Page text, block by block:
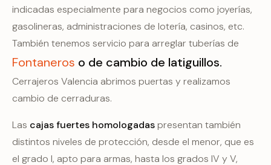
indicadas especialmente para negocios como joyerías,
gasolineras, administraciones de lotería, casinos, etc.
También tenemos servicio para arreglar tuberías de
Fontaneros o de cambio de latiguillos.
Cerrajeros Valencia abrimos puertas y realizamos
cambio de cerraduras.
Las cajas fuertes homologadaspresentan también
distintos niveles de protección, desde el menor, que es
el grado I, apto para armas, hasta los grados IV y V,